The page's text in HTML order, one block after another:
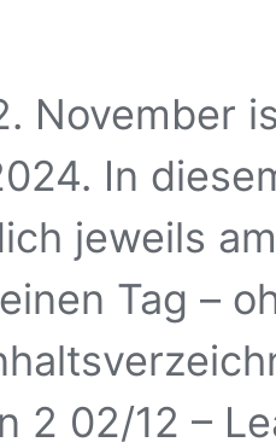
November
In
jeweils
Tag –
2 02/12 –